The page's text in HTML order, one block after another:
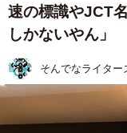
速の標識やJCT
しかないやん」
そんでなライター